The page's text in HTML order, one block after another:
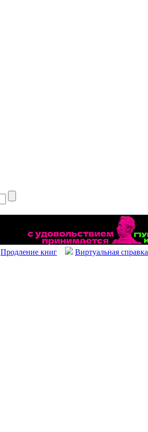
Продление книг Виртуальная справка